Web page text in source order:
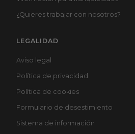
¿ Quieres trabajar con nosotros?
LEGALIDAD
Aviso legal
Política de privacidad
Política de cookies
Formulario de desestimiento
Sistema de información